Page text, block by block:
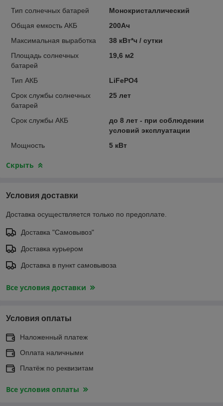
Тип солнечных батарей
Монокристаллический
Общая емкость АКБ
200Ач
Максимальная выработка
38 кВт*ч / сутки
Площадь солнечных
батарей
19,6 м2
Тип АКБ
LiFePO4
Срок службы солнечных
батарей
25 лет
Срок службы АКБ
до 8 лет - при соблюдении
условий эксплуатации
Мощность
5 кВт
Скрыть
Условия доставки
Доставка осуществляется только по предоплате.
Доставка "Самовывоз"
Доставка курьером
Доставка в пункт самовывоза
Все условия доставки
Условия оплаты
Наложенный платеж
Оплата наличными
Платёж по реквизитам
Все условия оплаты